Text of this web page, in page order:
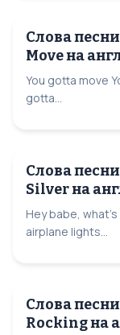
Слова
Move на
You gotta move
gotta...
Слова
Silver на
Hey babe,
airplane lights...
Слова
Rocking на